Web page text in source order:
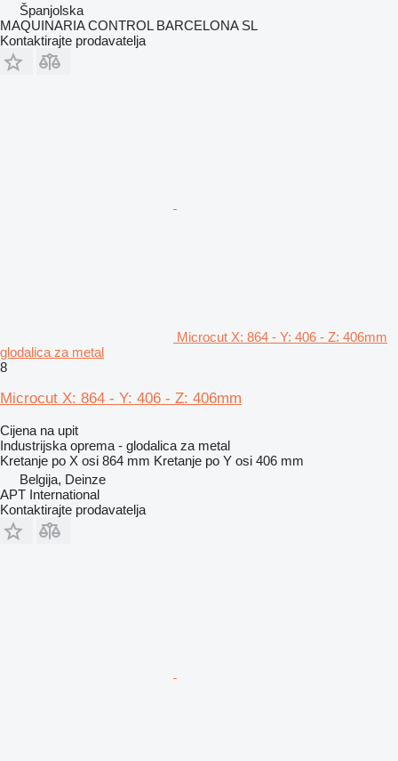
Španjolska
MAQUINARIA CONTROL BARCELONA SL
Kontaktirajte prodavatelja
Microcut X: 864 - Y: 406 - Z: 406mm
glodalica za metal
8
Microcut X: 864 - Y: 406 - Z: 406mm
Cijena na upit
Industrijska oprema - glodalica za metal
Kretanje po X osi 864 mm Kretanje po Y osi 406 mm
Belgija, Deinze
APT International
Kontaktirajte prodavatelja